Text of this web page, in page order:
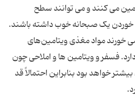
می کنند و می توانند سطح
یک صبحانه خوب داشته باشند.
خورند مواد مغذی ویتامین‌های
فسفر و ویتامین ها و املاحی چون
خواهد بود بنابراین احتمالاً قد